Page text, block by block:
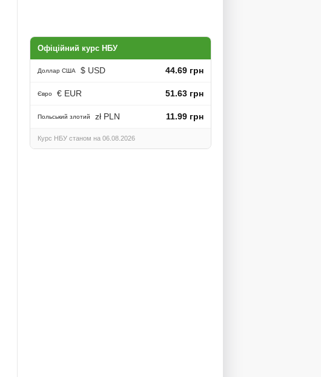
Офіційний курс НБУ
Доллар США $ USD 44.69 грн
Євро € EUR 51.63 грн
Польський злотий zł PLN 11.99 грн
Курс НБУ станом на 06.08.2026